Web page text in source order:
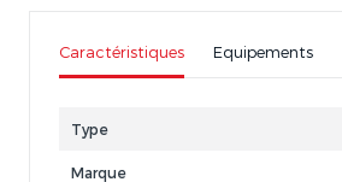
Caractéristiques Equipements
Type
Marque